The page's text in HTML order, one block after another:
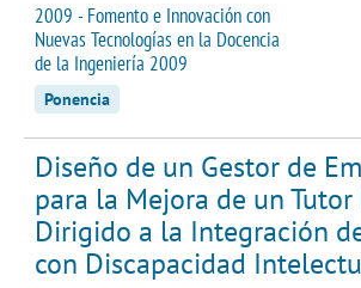
2009 - Fomento e Innovación con
Nuevas Tecnologías en la Docencia
de la Ingeniería 2009
Ponencia
Diseño de un Gestor de
para la Mejora de un
Dirigido a la Integración
con Discapacidad